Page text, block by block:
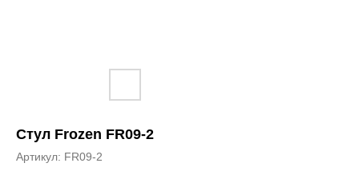
Стул Frozen FR09-2
Артикул: FR09-2